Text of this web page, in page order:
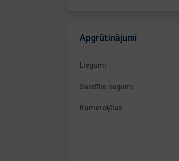
Apgrūtinājumi
Liegumi
Saistītie liegumi
Komercķīlas